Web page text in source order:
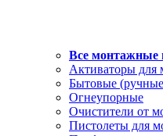
Все монтажные
Активаторы
Бытовые
Огнеупорные
Очистители от
Пистолеты для